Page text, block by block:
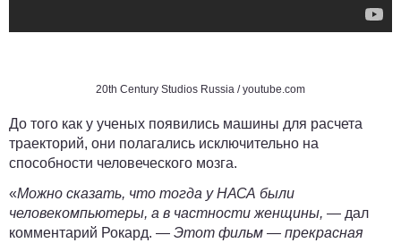
20th Century Studios Russia / youtube.com
До того как у ученых появились машины для расчета
траекторий, они полагались исключительно на
способности человеческого мозга.
«Можно сказать, что тогда у НАСА были
человекомпьютеры, а в частности женщины, — дал
комментарий Рокард. — Этот фильм — прекрасная